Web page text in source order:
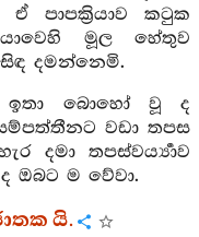
පාපක්‍රියාව කටුක
මූල හේතුව
දමන්නෙමි.
ඉතා බොහෝ වූ ද
වඩා තපස
දමා තපස්වර්‍ය්‍යාව
ඔබට ම වේවා.
යි.